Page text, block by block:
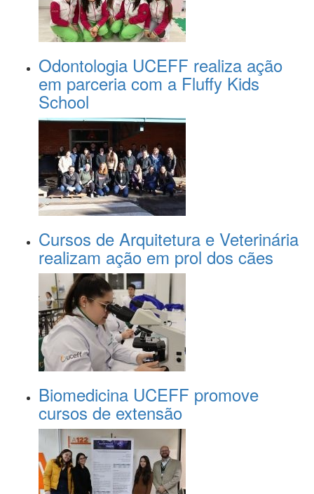
Odontologia UCEFF realiza ação
em parceria com a Fluffy Kids
School
Cursos de Arquitetura e Veterinária
realizam ação em prol dos cães
Biomedicina UCEFF promove
cursos de extensão